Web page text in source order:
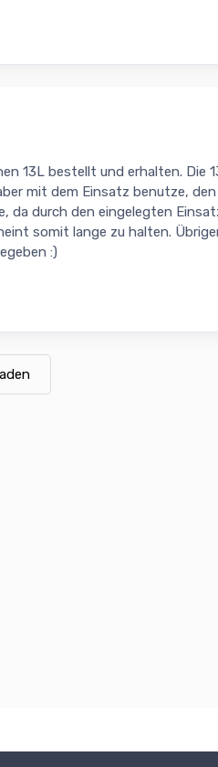
13L bestellt und erhalten. Die
mit dem Einsatz benutze,
da durch den eingelegten
somit lange zu halten.
:)